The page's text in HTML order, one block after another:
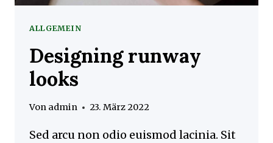
ALLGEMEIN
Designing runway
looks
Von admin 23. März 2022
Sed arcu non odio euismod lacinia. Sit